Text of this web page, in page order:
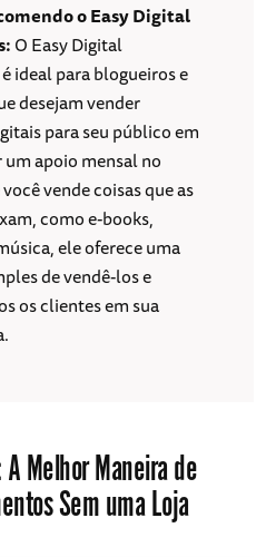
o Easy Digital
O Easy Digital
ideal para blogueiros e
desejam vender
para seu público em
um apoio mensal no
vende coisas que as
como e-books,
ele oferece uma
de vendê-los e
os clientes em sua
Melhor Maneira de
Sem uma Loja